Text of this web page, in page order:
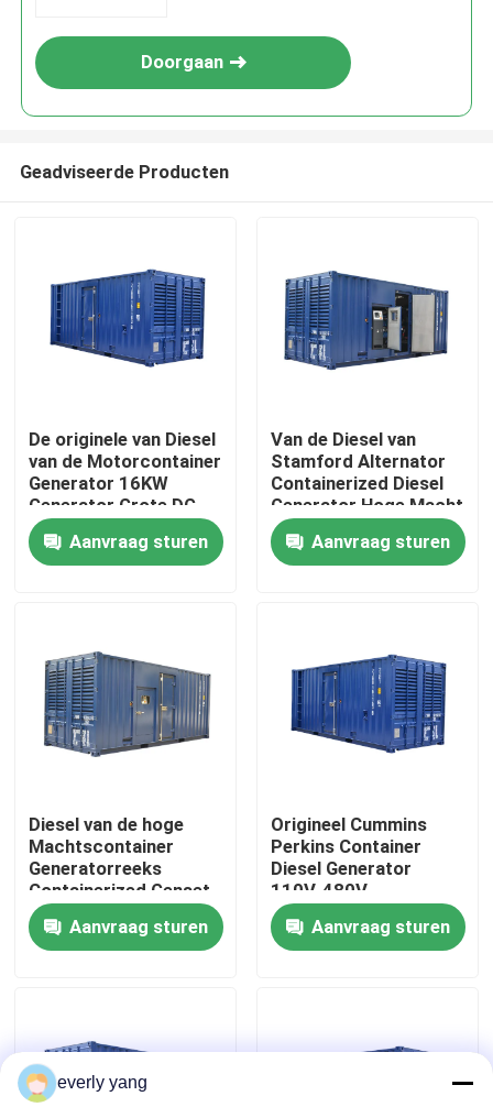
Huis
Producten
Ongeveer ons
Fabrieksreis
Kwaliteitscontrole
Verzoek om een Citaat
Cummins-Diesel Generators
Fawde Diesel Generator
Doorgaan
Geadviseerde Producten
De originele van Diesel
van de Motorcontainer
Generator 16KW
Generator Grote DG
aan 1500KW
Aanvraag sturen
Van de Diesel van
Stamford Alternator
Containerized Diesel
Generator Hoge Macht
Generator
Aanvraag sturen
Diesel van de hoge
Machtscontainer
Generatorreeks
Containerized Genset
1200kw
Aanvraag sturen
Origineel Cummins
Perkins Container
Diesel Generator
110V-480V
Aanvraag sturen
everly yang